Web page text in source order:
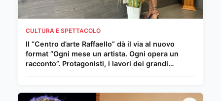
CULTURA E SPETTACOLO
Il “Centro d’arte Raffaello” dà il via al nuovo
format “Ogni mese un artista. Ogni opera un
racconto”. Protagonisti, i lavori dei grandi